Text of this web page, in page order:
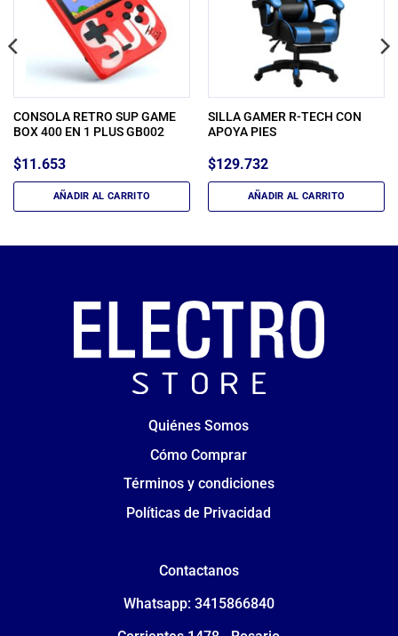
CONSOLA RETRO SUP GAME
BOX 400 EN 1 PLUS GB002
$11.653
AÑADIR AL CARRITO
SILLA GAMER R-TECH CON
APOYA PIES
$129.732
AÑADIR AL CARRITO
Quiénes Somos
Cómo Comprar
Términos y condiciones
Políticas de Privacidad
Contactanos
Whatsapp: 3415866840